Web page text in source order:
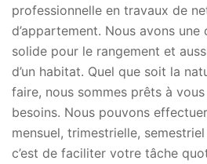
professionnelle en travaux de
d’appartement. Nous avons
solide pour le rangement et
d’un habitat. Quel que soit la
faire, nous sommes prêts à
besoins. Nous pouvons
mensuel, trimestrielle,
c’est de faciliter votre tâche